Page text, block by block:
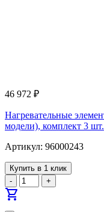
46 972 ₽
Нагревательные
модели), комплект 3 шт.
Артикул: 96000243
Купить в 1 клик
-
+
shopping_cart